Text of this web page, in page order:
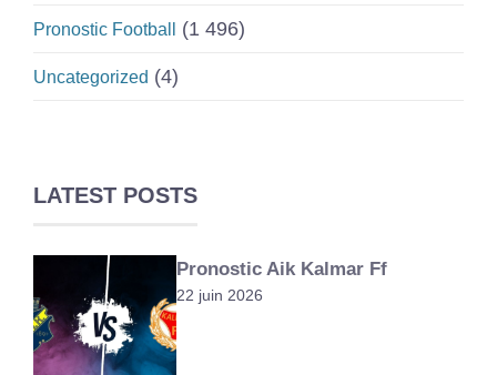
Pronostic Football (1 496)
Uncategorized (4)
LATEST POSTS
Pronostic Aik Kalmar Ff
22 juin 2026